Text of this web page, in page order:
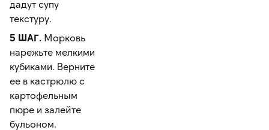
дадут супу
текстуру.
5 ШАГ. Морковь
нарежьте мелкими
кубиками. Верните
ее в кастрюлю с
картофельным
пюре и залейте
бульоном.